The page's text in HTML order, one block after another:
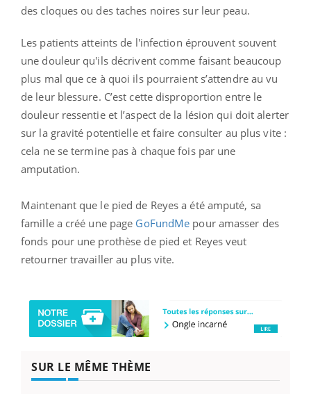
des cloques ou des taches noires sur leur peau.
Les patients atteints de l'infection éprouvent souvent
une douleur qu'ils décrivent comme faisant beaucoup
plus mal que ce à quoi ils pourraient s’attendre au vu
de leur blessure. C’est cette disproportion entre le
douleur ressentie et l’aspect de la lésion qui doit alerter
sur la gravité potentielle et faire consulter au plus vite :
cela ne se termine pas à chaque fois par une
amputation.
Maintenant que le pied de Reyes a été amputé, sa
famille a créé une page GoFundMe pour amasser des
fonds pour une prothèse de pied et Reyes veut
retourner travailler au plus vite.
SUR LE MÊME THÈME